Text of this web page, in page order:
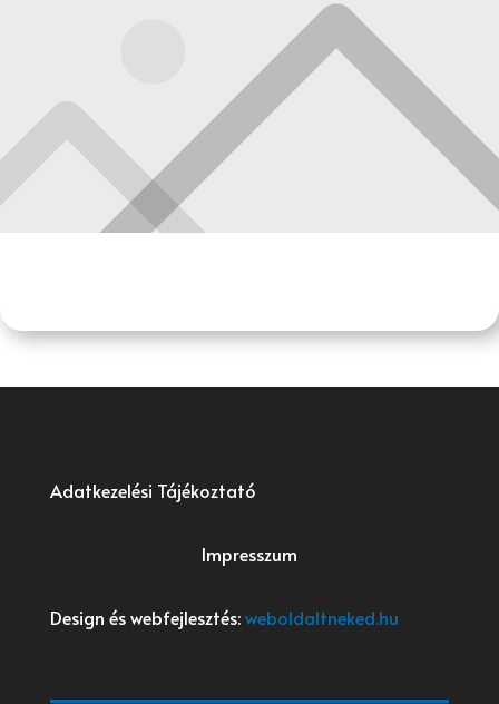
Adatkezelési Tájékoztató
Impresszum
Design és webfejlesztés:weboldaltneked.hu